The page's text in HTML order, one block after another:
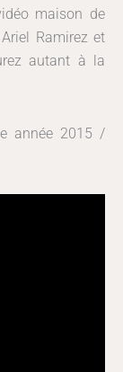
maison de
Ramirez et
autant à la
année 2015 /